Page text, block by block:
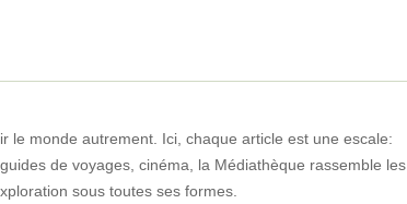
le monde autrement. Ici, chaque article est une escale:
de voyages, cinéma, la Médiathèque rassemble les
sous toutes ses formes.